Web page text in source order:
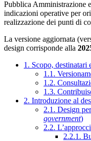
Pubblica Amministrazione
indicazioni operative per
realizzazione dei punti di
La versione aggiornata
design corrisponde alla
1. Scopo, destinatari
1.1.
1.2.
1.3.
2. Introduzione al
2.1. Design
government)
2.2.
2.2.1.